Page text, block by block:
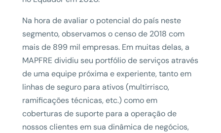
Na hora de avaliar o potencial do país neste
segmento, observamos o censo de 2018 com
mais de 899 mil empresas. Em muitas delas, a
MAPFRE dividiu seu portfólio de serviços através
de uma equipe próxima e experiente, tanto em
linhas de seguro para ativos (multirrisco,
ramificações técnicas, etc.) como em
coberturas de suporte para a operação de
nossos clientes em sua dinâmica de negócios,